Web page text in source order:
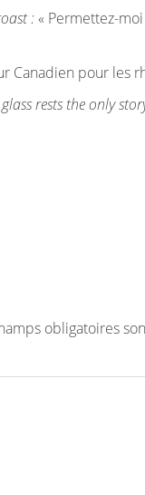
: « Permettez-
Canadien pour les
rests the only
obligatoires